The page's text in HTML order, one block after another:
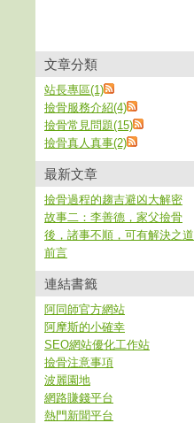
文章分類
站長專區(1)
撿骨服務介紹(4)
撿骨常見問題(15)
撿骨真人真事(2)
最新文章
撿骨過程的趨吉避凶大解密
故事二：李善德，家父撿骨
後，諸事不順，可有解決之道
前言
連結書籤
阿同師官方網站
阿摩斯的小確幸
SEO網站優化工作站
撿骨注意事項
波麗園地
網路賺錢平台
熱門新聞平台